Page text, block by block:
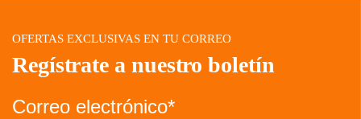
OFERTAS EXCLUSIVAS EN TU CORREO
Regístrate a nuestro boletín
Correo electrónico*